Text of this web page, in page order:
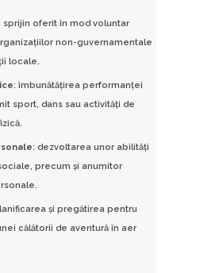
sprijin oferit în mod voluntar
non-guvernamentale
locale.
: îmbunătăţirea performanţei
sport, dans sau activităţi de
: dezvoltarea unor abilităţi
precum şi anumitor
şi pregătirea pentru
călătorii de aventură în aer